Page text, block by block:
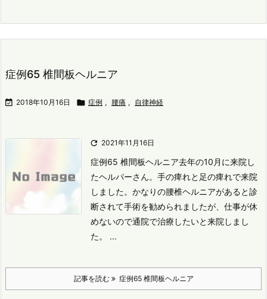
症例65 椎間板ヘルニア
 2018年10月16日  症例 , 腰痛 , 自律神経
 2021年11月16日
症例65 椎間板ヘルニア去年の10月に来院し
たヘルパーさん。 手の痺れと足の痺れで来院
しました。 かなりの腰椎ヘルニアがあると診
断されて手術を勧められましたが、仕事が休
めないので通院で治療したいと来院しまし
た。 ...
記事を読む 症例65 椎間板ヘルニア